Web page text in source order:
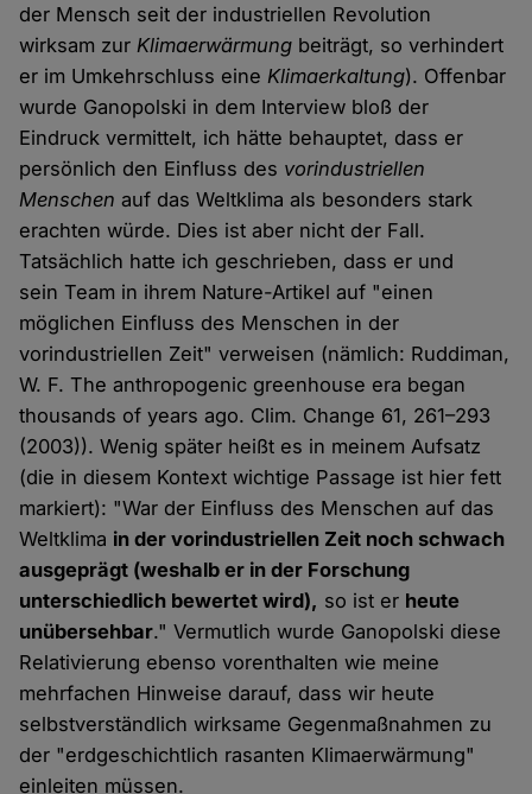
der Mensch seit der industriellen Revolution
wirksam zurKlimaerwärmung beiträgt, so verhindert
er im Umkehrschluss eineKlimaerkaltung). Offenbar
wurde Ganopolski in dem Interview bloß der
Eindruck vermittelt, ich hätte behauptet, dass er
persönlich den Einfluss des vorindustriellen
Menschen auf das Weltklima als besonders stark
erachten würde. Dies ist aber nicht der Fall.
Tatsächlich hatte ich geschrieben, dass er und
sein Team in ihrem Nature-Artikel auf "einen
möglichen Einfluss des Menschen in der
vorindustriellen Zeit" verweisen (nämlich: Ruddiman,
W. F. The anthropogenic greenhouse era began
thousands of years ago. Clim. Change 61, 261–293
(2003)). Wenig später heißt es in meinem Aufsatz
(die in diesem Kontext wichtige Passage ist hier fett
markiert): "War der Einfluss des Menschen auf das
Weltklima in der vorindustriellen Zeit noch schwach
ausgeprägt (weshalb er in der Forschung
unterschiedlich bewertet wird), so ist er heute
unübersehbar." Vermutlich wurde Ganopolski diese
Relativierung ebenso vorenthalten wie meine
mehrfachen Hinweise darauf, dass wir heute
selbstverständlich wirksame Gegenmaßnahmen zu
der "erdgeschichtlich rasanten Klimaerwärmung"
einleiten müssen.